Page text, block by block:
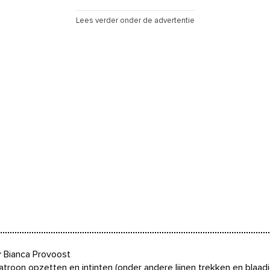
Lees verder onder de advertentie
Bianca Provoost
opzetten en intinten (onder andere lijnen trekken en